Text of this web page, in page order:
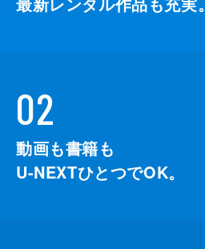
02
動画も書籍も
U-NEXTひとつでOK。